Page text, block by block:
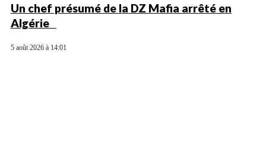
Un chef présumé de la DZ Mafia arrêté en
Algérie
5 août 2026 à 14:01